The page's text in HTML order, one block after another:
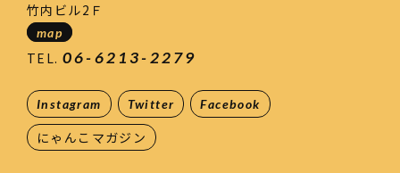
竹内ビル2Ｆ
map
TEL. 06-6213-2279
Instagram Twitter Facebook
にゃんこマガジン